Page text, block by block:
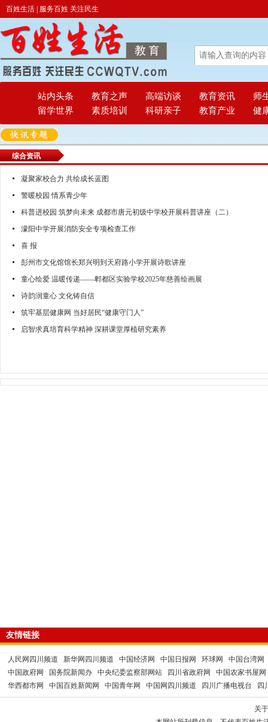
百姓生活 | 服务百姓 关注民生
站内头条 教育之声 高端访谈 教育资讯
师
留学世界
素质培训 科研亲子 教育产业 健
综合资讯
凝聚家校合力 共绘成长蓝图
警暖校园 情系青少年
科普进校园 筑梦向未来 成都市唐元初级中学校开展科普讲座（二）
濛阳中学开展消防安全专项检查工作
喜 报
彭州市文化馆馆长郑兴明到天府路小学开展诗歌讲座
童心绘爱 温暖传递——郫都区实验学校2025年慈善绘画展
诗韵润童心 文化铸自信
筑牢基层健康网 当好居民“健康守门人”
启智求真培育科学精神 深耕课堂厚植研究素养
友情链接
人民网四川频道 新华网四川频道 中国经济网 中国日报网 环球网
中国台湾网
中国政府网
国务院新闻办 中央纪委监察部网站 四川省政府网
中国农家书屋网
华西都市网
中国百姓新闻网 中国青年网 中国网四川频道 四川广播电视台 四
关